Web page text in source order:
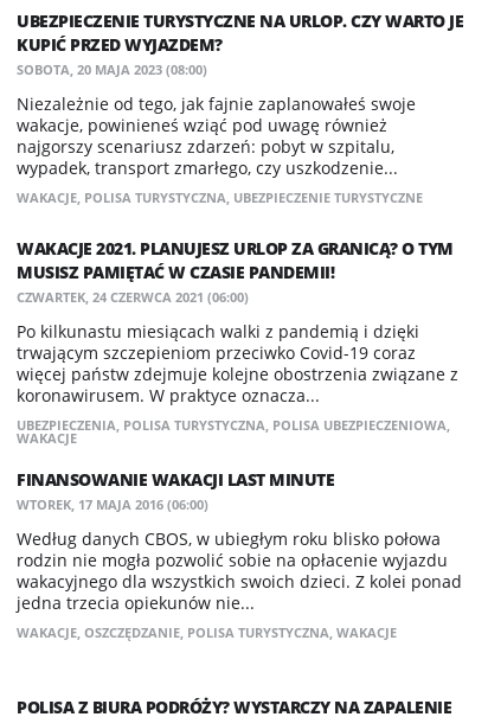
UBEZPIECZENIE TURYSTYCZNE NA URLOP. CZY WARTO JE
KUPIĆ PRZED WYJAZDEM?
SOBOTA, 20 MAJA 2023 (08:00)
Niezależnie od tego, jak fajnie zaplanowałeś swoje
wakacje, powinieneś wziąć pod uwagę również
najgorszy scenariusz zdarzeń: pobyt w szpitalu,
wypadek, transport zmarłego, czy uszkodzenie...
WAKACJE, POLISA TURYSTYCZNA, UBEZPIECZENIE TURYSTYCZNE
WAKACJE 2021. PLANUJESZ URLOP ZA GRANICĄ? O TYM
MUSISZ PAMIĘTAĆ W CZASIE PANDEMII!
CZWARTEK, 24 CZERWCA 2021 (06:00)
Po kilkunastu miesiącach walki z pandemią i dzięki
trwającym szczepieniom przeciwko Covid-19 coraz
więcej państw zdejmuje kolejne obostrzenia związane z
koronawirusem. W praktyce oznacza...
UBEZPIECZENIA, POLISA TURYSTYCZNA, POLISA UBEZPIECZENIOWA,
WAKACJE
FINANSOWANIE WAKACJI LAST MINUTE
WTOREK, 17 MAJA 2016 (06:00)
Według danych CBOS, w ubiegłym roku blisko połowa
rodzin nie mogła pozwolić sobie na opłacenie wyjazdu
wakacyjnego dla wszystkich swoich dzieci. Z kolei ponad
jedna trzecia opiekunów nie...
WAKACJE, OSZCZĘDZANIE, POLISA TURYSTYCZNA, WAKACJE
POLISA Z BIURA PODRÓŻY? WYSTARCZY NA ZAPALENIE